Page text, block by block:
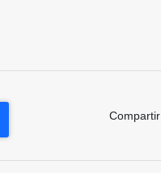
Compartir